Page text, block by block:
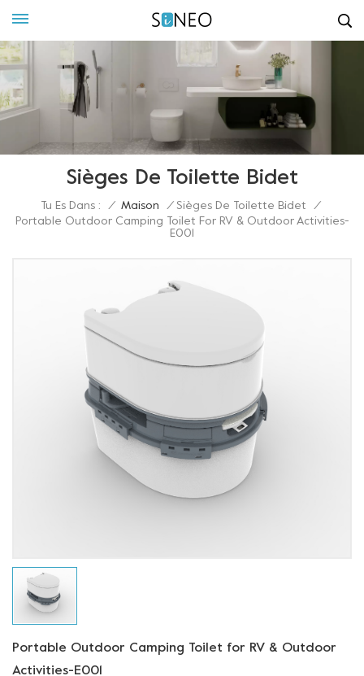
Sièges De Toilette Bidet
Tu Es Dans : / Maison / Sièges De Toilette Bidet
/
Portable Outdoor Camping Toilet For RV & Outdoor Activities-
E001
Portable Outdoor Camping Toilet for RV & Outdoor
Activities-E001